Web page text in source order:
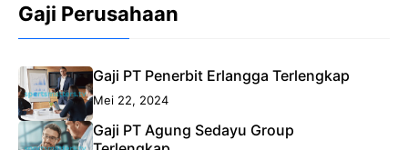
Gaji Perusahaan
Gaji PT Penerbit Erlangga Terlengkap
Mei 22, 2024
Gaji PT Agung Sedayu Group